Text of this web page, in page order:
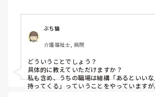
ぶち猫
介護福祉士, 病院
どういうことでしょう？
具体的に教えていただけますか？
私も含め、うちの職場は結構「あるといい
持ってくる」っていうことをやっています